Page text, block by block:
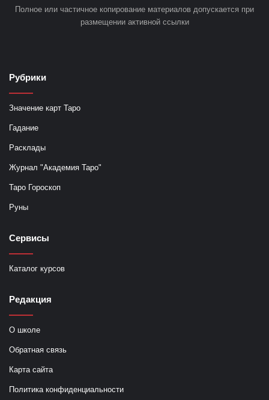
Полное или частичное копирование материалов допускается при
размещении активной ссылки
Рубрики
Значение карт Таро
Гадание
Расклады
Журнал "Академия Таро"
Таро Гороскоп
Руны
Сервисы
Каталог курсов
Редакция
О школе
Обратная связь
Карта сайта
Политика конфиденциальности